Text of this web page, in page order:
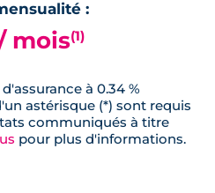
:
mois(1)
à 0.34 %
astérisque (*) sont requis
communiqués à titre
pour plus d'informations.